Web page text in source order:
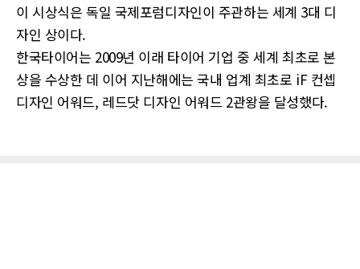
이 시상식은 독일 국제포럼디자인이 주관하는 세계 3대 디
자인 상이다.
한국타이어는 2009년 이래 타이어 기업 중 세계 최초로 본
상을 수상한 데 이어 지난해에는 국내 업계 최초로 iF 컨셉
디자인 어워드, 레드닷 디자인 어워드 2관왕을 달성했다.